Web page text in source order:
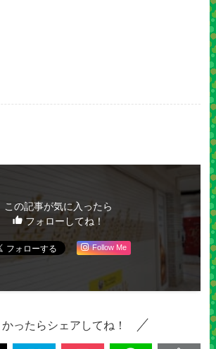
この記事が気に入ったら
フォローしてね！
Follow Me
かったらシェアしてね！